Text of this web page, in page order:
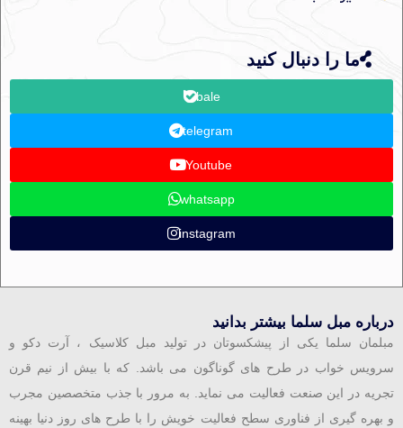
ما را دنبال کنید
bale
telegram
Youtube
whatsapp
instagram
درباره مبل سلما بیشتر بدانید
مبلمان سلما یکی از پیشکسوتان در تولید مبل کلاسیک ، آرت دکو و
سرویس خواب در طرح های گوناگون می باشد. که با بیش از نیم قرن
تجریه در این صنعت فعالیت می نماید. به مرور با جذب متخصصین مجرب
و بهره گیری از فناوری سطح فعالیت خویش را با طرح های روز دنیا بهینه